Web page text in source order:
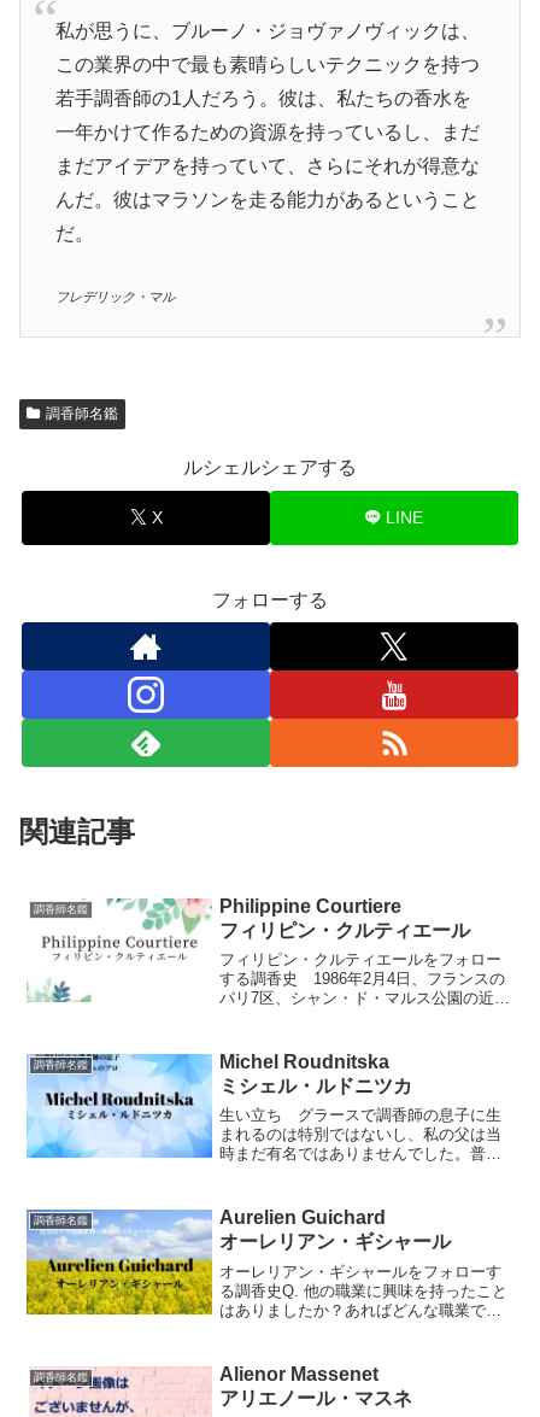
私が思うに、ブルーノ・ジョヴァノヴィックは、
この業界の中で最も素晴らしいテクニックを持つ
若手調香師の1人だろう。彼は、私たちの香水を
一年かけて作るための資源を持っているし、まだ
まだアイデアを持っていて、さらにそれが得意な
んだ。彼はマラソンを走る能力があるということ
だ。
フレデリック・マル
調香師名鑑
ルシェルシェアする
X LINE
フォローする
関連記事
調香師名鑑
Philippine Courtiere
フィリピン・クルティエール
フィリピン・クルティエールをフォロー
する調香史 1986年2月4日、フランスの
パリ7区、シャン・ド・マルス公園の近く
として育ちました。彼女の祖父は、ジャ
ック・ルエ（Ja...
調香師名鑑
Michel Roudnitska
ミシェル・ルドニツカ
生い立ち グラースで調香師の息子に生
まれるのは特別ではないし、私の父は当
時まだ有名ではありませんでした。普通
の高い期待、独自性、妥協のない美でし
た。ミシェル・ルドニツカ...
調香師名鑑
Aurelien Guichard
オーレリアン・ギシャール
オーレリアン・ギシャールをフォローす
る調香史Q. 他の職業に興味を持ったこと
はありましたか？あればどんな職業です
ではなく、この仕事を心からしたいと思
う強い気持ちです。調...
調香師名鑑
Alienor Massenet
アリエノール・マスネ